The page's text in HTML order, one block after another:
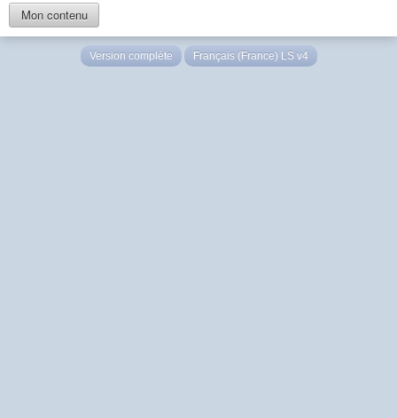
Mon contenu
Version complète Français (France) LS v4